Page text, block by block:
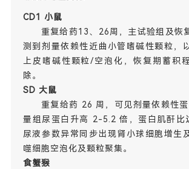
CD1 小鼠
重复给药13、26周，主试验组及恢
测到剂量依赖性近曲小管嗜碱性颗粒，
上皮嗜碱性颗粒/空泡化，恢复期蓄积
除。
SD 大鼠
重复给药 26 周，可见剂量依赖性
量组尿蛋白升高 2-5.2 倍，蛋白肌酐比
尿液参数异常同步出现肾小球细胞增生
噬细胞空泡化及颗粒聚集。
食蟹猴